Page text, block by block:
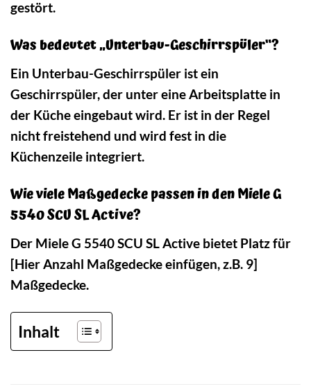
gestört.
Was bedeutet „Unterbau-Geschirrspüler“?
Ein Unterbau-Geschirrspüler ist ein
Geschirrspüler, der unter eine Arbeitsplatte in
der Küche eingebaut wird. Er ist in der Regel
nicht freistehend und wird fest in die
Küchenzeile integriert.
Wie viele Maßgedecke passen in den Miele G
5540 SCU SL Active?
Der Miele G 5540 SCU SL Active bietet Platz für
[Hier Anzahl Maßgedecke einfügen, z.B. 9]
Maßgedecke.
Inhalt